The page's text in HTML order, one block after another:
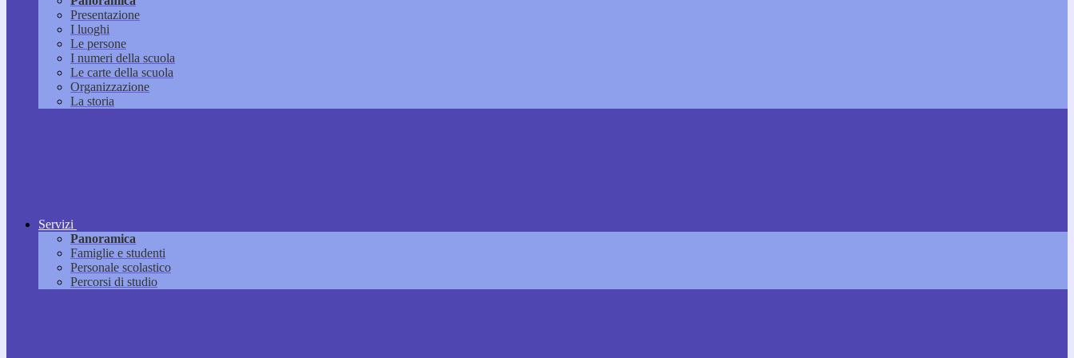
Presentazione
I luoghi
Le persone
I numeri della scuola
Le carte della scuola
Organizzazione
La storia
Servizi
Panoramica
Famiglie e studenti
Personale scolastico
Percorsi di studio